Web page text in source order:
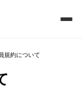
規約について